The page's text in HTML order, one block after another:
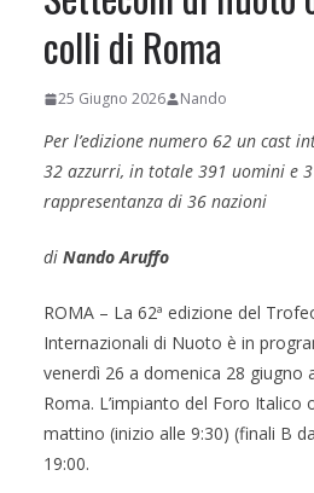
colli di Roma
25 Giugno 2026 Nando
Per l’edizione numero 62 un cast
32 azzurri, in totale 391 uomini e
rappresentanza di 36 nazioni
di Nando Aruffo
ROMA – La 62ª edizione del
Internazionali di Nuoto è in
venerdì 26 a domenica 28 giugno
Roma. L’impianto del Foro Italico
mattino (inizio alle 9:30) (finali B
19:00.